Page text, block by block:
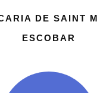
DE SAINT
ESCOBAR